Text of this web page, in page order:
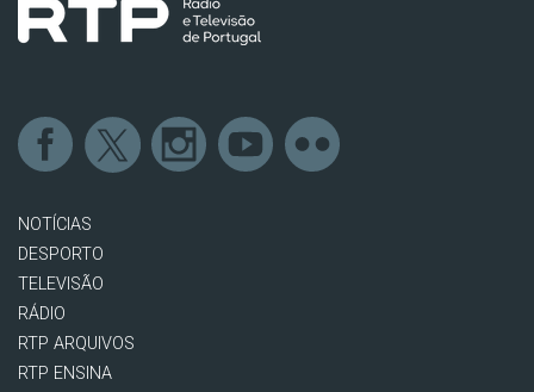
NOTÍCIAS
DESPORTO
TELEVISÃO
RÁDIO
RTP ARQUIVOS
RTP ENSINA